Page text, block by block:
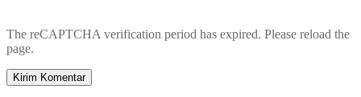
The reCAPTCHA verification period has expired. Please reload the
page.